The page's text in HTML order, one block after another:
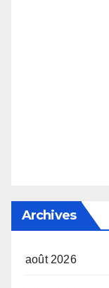
Archives
août 2026